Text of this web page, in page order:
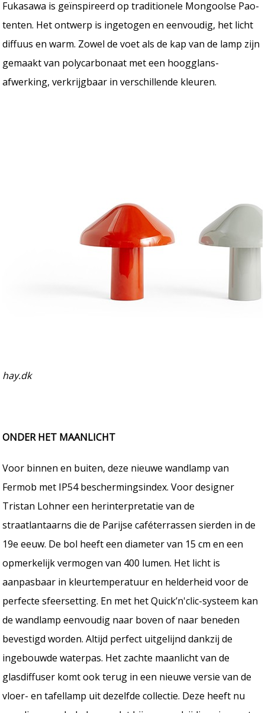
Fukasawa is geïnspireerd op traditionele Mongoolse Pao-
tenten. Het ontwerp is ingetogen en eenvoudig, het licht
diffuus en warm. Zowel de voet als de kap van de lamp zijn
gemaakt van polycarbonaat met een hoogglans-
afwerking, verkrijgbaar in verschillende kleuren.
hay.dk
ONDER HET MAANLICHT
Voor binnen en buiten, deze nieuwe wandlamp van
Fermob met IP54 beschermingsindex. Voor designer
Tristan Lohner een herinterpretatie van de
straatlantaarns die de Parijse caféterrassen sierden in de
19e eeuw. De bol heeft een diameter van 15 cm en een
opmerkelijk vermogen van 400 lumen. Het licht is
aanpasbaar in kleurtemperatuur en helderheid voor de
perfecte sfeersetting. En met het Quick’n'clic-systeem kan
de wandlamp eenvoudig naar boven of naar beneden
bevestigd worden. Altijd perfect uitgelijnd dankzij de
ingebouwde waterpas. Het zachte maanlicht van de
glasdiffuser komt ook terug in een nieuwe versie van de
vloer- en tafellamp uit dezelfde collectie. Deze heeft nu